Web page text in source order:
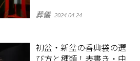
葬儀 2024.04.24
初盆・新盆の香典袋の選
び方と種類！表書き・中